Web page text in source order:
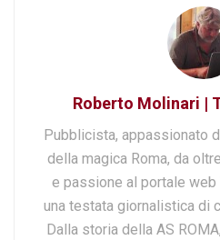
Roberto Molinari |
Pubblicista, appassionato
della magica Roma, da
e passione al portale web
una testata giornalistica di
Dalla storia della AS